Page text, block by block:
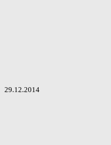
29.12.2014